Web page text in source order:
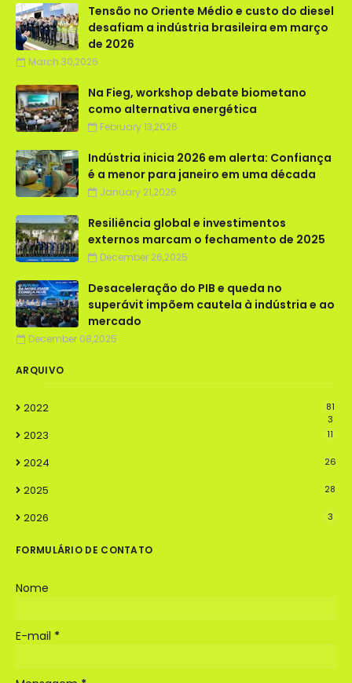
Tensão no Oriente Médio e custo do diesel
desafiam a indústria brasileira em março
de 2026
March 30,2026
Na Fieg, workshop debate biometano
como alternativa energética
February 13,2026
Indústria inicia 2026 em alerta: Confiança
é a menor para janeiro em uma década
January 21,2026
Resiliência global e investimentos
externos marcam o fechamento de 2025
December 26,2025
Desaceleração do PIB e queda no
superávit impõem cautela à indústria e ao
mercado
December 08,2025
ARQUIVO
2022
81
3
2023 11
2024 26
2025 28
2026 3
FORMULÁRIO DE CONTATO
Nome
E-mail *